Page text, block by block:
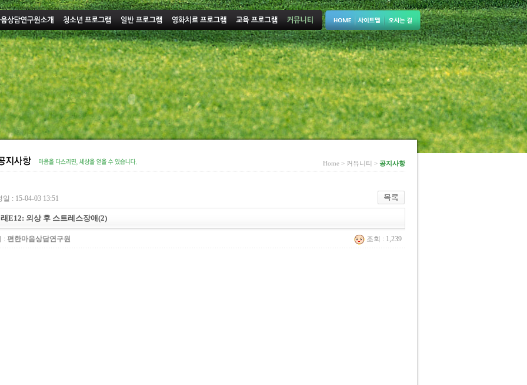
Home > 커뮤니티 > 공지사항
일 : 15-04-03 13:51
E12: 외상 후 스트레스장애(2)
: 편한마음상담연구원 조회 : 1,239